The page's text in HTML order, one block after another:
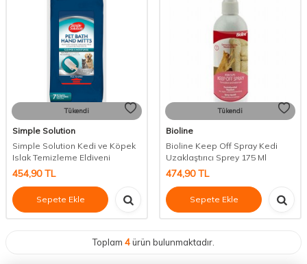
Tükendi
Simple Solution
Simple Solution Kedi ve Köpek
Islak Temizleme Eldiveni
454,90TL
Sepete Ekle
Tükendi
Bioline
Bioline Keep Off Spray Kedi
Uzaklaştırıcı Sprey 175 Ml
474,90TL
Sepete Ekle
Toplam 4ürün bulunmaktadır.